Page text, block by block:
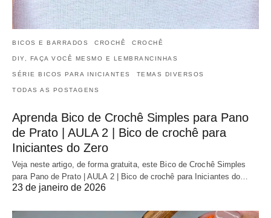
BICOS E BARRADOS CROCHÊ CROCHÊ
DIY, FAÇA VOCÊ MESMO E LEMBRANCINHAS
SÉRIE BICOS PARA INICIANTES TEMAS DIVERSOS
TODAS AS POSTAGENS
Aprenda Bico de Crochê Simples para Pano
de Prato | AULA 2 | Bico de crochê para
Iniciantes do Zero
Veja neste artigo, de forma gratuita, este Bico de Crochê Simples
para Pano de Prato | AULA 2 | Bico de crochê para Iniciantes do…
23 de janeiro de 2026